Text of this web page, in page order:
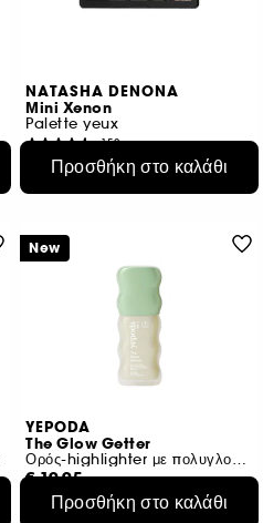
NATASHA DENONA
Mini Xenon
Palette yeux
152
€ 29,95
Προσθήκη στο καλάθι
YEPODA
The Glow Getter
Ορός-highlighter με πολυγλουταμινικό οξύ για λάμψη
€ 19,95
€ 199,50 /100g
3 αποχρώσεις
Προσθήκη στο καλάθι
New